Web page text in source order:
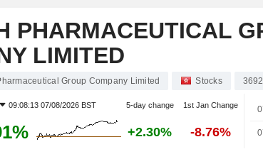
PHARMACEUTICAL
LIMITED
Group Company Limited Stocks 3692
09:08:13 07/08/2026 BST 5-day change 1st Jan Change
+2.30% -8.76%